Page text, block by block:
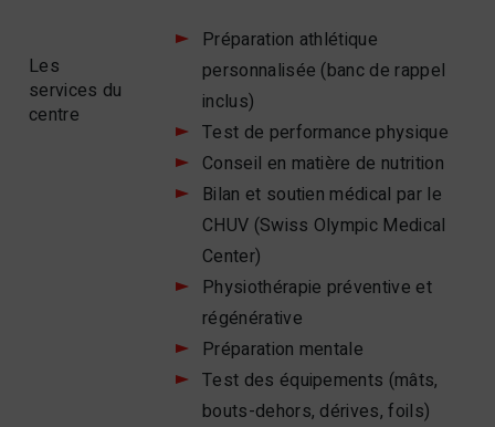
Les
services du
centre
Préparation athlétique
personnalisée (banc de rappel
inclus)
Test de performance physique
Conseil en matière de nutrition
Bilan et soutien médical par le
CHUV (Swiss Olympic Medical
Center)
Physiothérapie préventive et
régénérative
Préparation mentale
Test des équipements (mâts,
bouts-dehors, dérives, foils)